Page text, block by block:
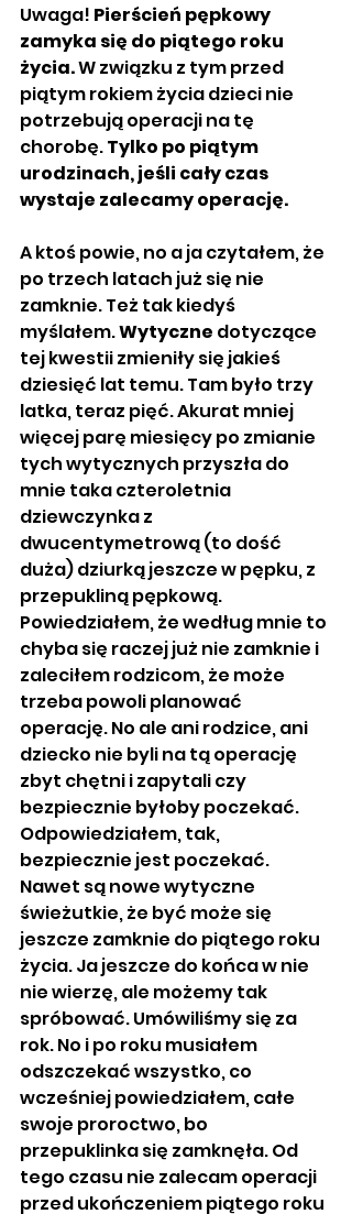
Uwaga! Pierścień pępkowy
zamyka się do piątego roku
życia. W związku z tym przed
piątym rokiem życia dzieci nie
potrzebują operacji na tę
chorobę. Tylko po piątym
urodzinach, jeśli cały czas
wystaje zalecamy operację.
A ktoś powie, no a ja czytałem, że
po trzech latach już się nie
zamknie. Też tak kiedyś
myślałem. Wytyczne dotyczące
tej kwestii zmieniły się jakieś
dziesięć lat temu. Tam było trzy
latka, teraz pięć. Akurat mniej
więcej parę miesięcy po zmianie
tych wytycznych przyszła do
mnie taka czteroletnia
dziewczynka z
dwucentymetrową (to dość
duża) dziurką jeszcze w pępku, z
przepukliną pępkową.
Powiedziałem, że według mnie to
chyba się raczej już nie zamknie i
zaleciłem rodzicom, że może
trzeba powoli planować
operację. No ale ani rodzice, ani
dziecko nie byli na tą operację
zbyt chętni i zapytali czy
bezpiecznie byłoby poczekać.
Odpowiedziałem, tak,
bezpiecznie jest poczekać.
Nawet są nowe wytyczne
świeżutkie, że być może się
jeszcze zamknie do piątego roku
życia. Ja jeszcze do końca w nie
nie wierzę, ale możemy tak
spróbować. Umówiliśmy się za
rok. No i po roku musiałem
odszczekać wszystko, co
wcześniej powiedziałem, całe
swoje proroctwo, bo
przepuklinka się zamknęła. Od
tego czasu nie zalecam operacji
przed ukończeniem piątego roku